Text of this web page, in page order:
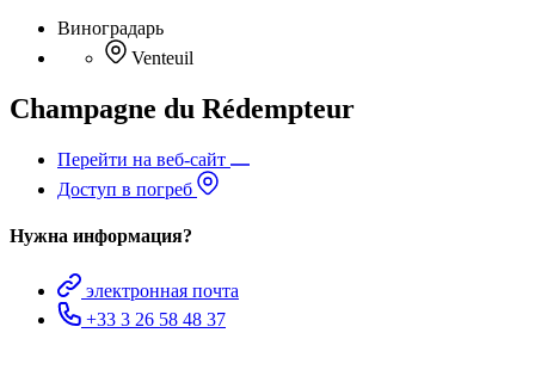
Виноградарь
Venteuil
Champagne du Rédempteur
Перейти на веб-сайт
Доступ в погреб
Нужна информация?
электронная почта
+33 3 26 58 48 37